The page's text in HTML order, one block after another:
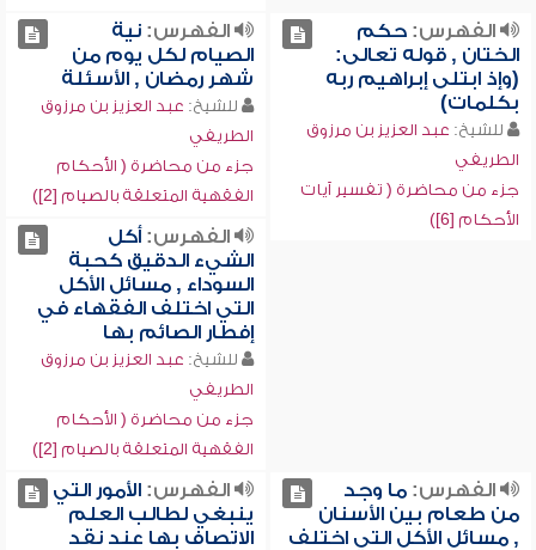
الفهرس:حكم
الختان , قوله تعالى:
(وإذ ابتلى إبراهيم ربه
بكلمات)
للشيخ: عبد العزيز بن مرزوق
الطريفي
جزء من محاضرة ( تفسير آيات
الأحكام [6])
الفهرس:نية
الصيام لكل يوم من
شهر رمضان , الأسئلة
للشيخ: عبد العزيز بن مرزوق
الطريفي
جزء من محاضرة ( الأحكام
الفقهية المتعلقة بالصيام [2])
الفهرس:أكل
الشيء الدقيق كحبة
السوداء , مسائل الأكل
التي اختلف الفقهاء في
إفطار الصائم بها
للشيخ: عبد العزيز بن مرزوق
الطريفي
جزء من محاضرة ( الأحكام
الفقهية المتعلقة بالصيام [2])
الفهرس:ما وجد
من طعام بين الأسنان
, مسائل الأكل التي اختلف
الفهرس:الأمور التي
ينبغي لطالب العلم
الاتصاف بها عند نقد